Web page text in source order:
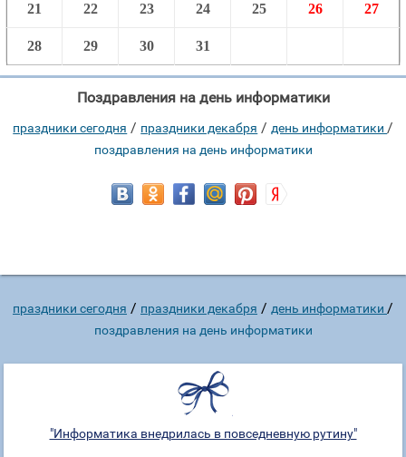
21 22 23 24 25 26 27
28 29 30 31
Поздравления на день информатики
праздники сегодня / праздники декабря /день информатики /
поздравления на день информатики
праздники сегодня / праздники декабря / день информатики /
поздравления на день информатики
"Информатика внедрилась в повседневную рутину"